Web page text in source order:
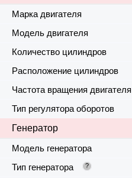
Марка двигателя
Модель двигателя
Количество цилиндров
Расположение цилиндров
Частота вращения двигателя
Тип регулятора оборотов
Генератор
Модель генератора
Тип генератора ?